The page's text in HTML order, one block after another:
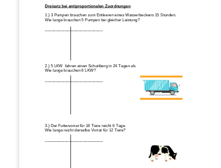
Dreisatz bei antiproportionalen Zuordnungen
1.) 3 Pumpen brauchen zum Entleeren eines Wasserbeckens 15 Stunden.
Wie lange brauchen 5 Pumpen bei gleicher Leistung?
2.) 5 LKW  fahren einen Schuttberg in 24 Tagen ab.
Wie lange brauchen 6 LKW?
3.) Der Futtervorrat für 16 Tiere reicht 6 Tage.
Wie lange reicht derselbe Vorrat für 12 Tiere?